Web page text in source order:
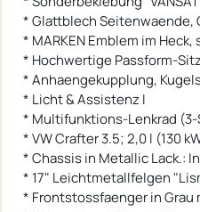
* Glattblech Seitenwaende,
* MARKEN Emblem im
* Hochwertige Passform-
* Anhaengekupplung,
* Licht & Assistenz I
* Multifunktions-Lenkrad
* VW Crafter 3.5; 2,0 l (130
* Chassis in Metallic Lack.:
* 17" Leichtmetallfelgen
* Frontstossfaenger in Grau